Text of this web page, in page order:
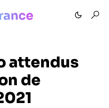
attendus
de